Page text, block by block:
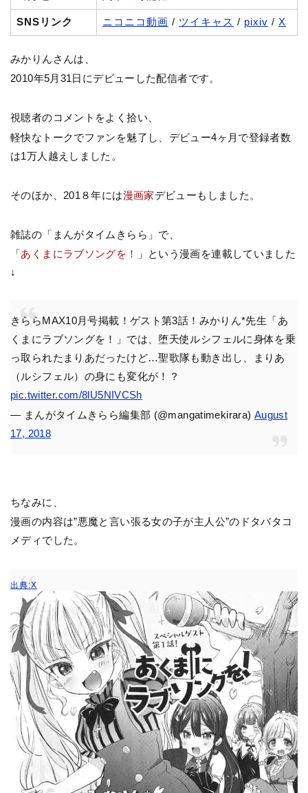
SNSリンク ニコニコ動画 / ツイキャス / pixiv / X
みかりんさんは、
2010年5月31日にデビューした配信者です。
視聴者のコメントをよく拾い、
軽快なトークでファンを魅了し、デビュー4ヶ月で登録者数
は1万人越えしました。
そのほか、201８年には漫画家デビューもしました。
雑誌の「まんがタイムきらら」で、
「あくまにラブソングを！
」という漫画を連載していました
↓
きららMAX10月号掲載！ゲスト第3話！みかりん*先生「あ
くまにラブソングを！」では、堕天使ルシフェルに身体を乗
っ取られたまりあだったけど…聖歌隊も動き出し、まりあ
（ルシフェル）の身にも変化が！？
pic.twitter.com/8lU5NIVCSh
— まんがタイムきらら編集部 (@mangatimekirara) August
17, 2018
ちなみに、
漫画の内容は”悪魔と言い張る女の子が主人公”のドタバタコ
メディでした。
出典:X